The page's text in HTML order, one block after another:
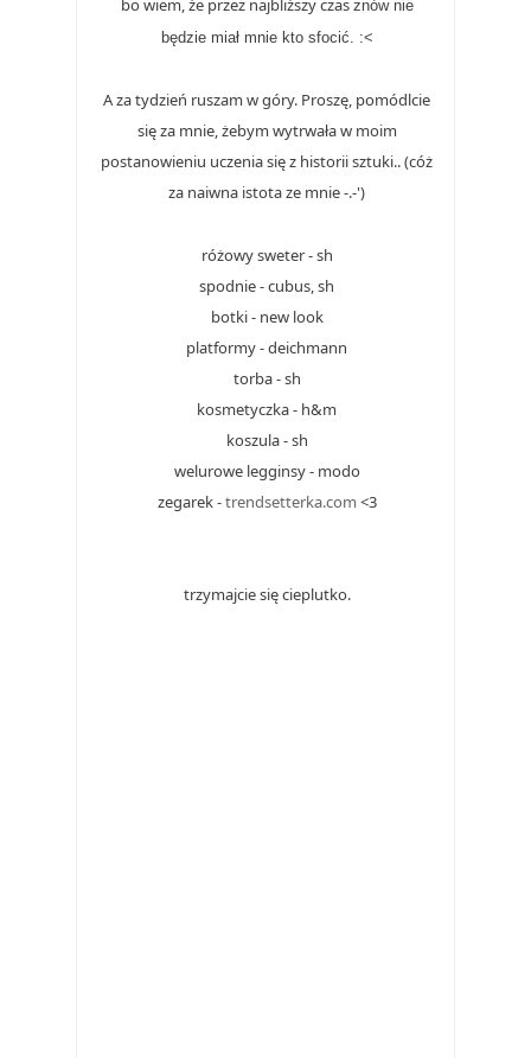
znów nie
będzie miał mnie kto sfocić. :<
A za tydzień ruszam w góry. Proszę, pomódlcie
się za mnie, żebym wytrwała w moim
postanowieniu uczenia się z historii sztuki.. (cóż
za naiwna istota ze mnie -.-')
różowy sweter - sh
spodnie - cubus, sh
botki - new look
platformy - deichmann
torba - sh
kosmetyczka - h&m
koszula - sh
welurowe legginsy - modo
zegarek -trendsetterka.com <3
trzymajcie się cieplutko.